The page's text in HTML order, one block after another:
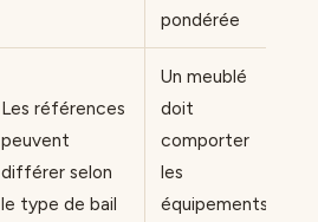
pondérée
Les références
peuvent
différer selon
le type de bail
Un meublé
doit
comporter
les
équipements